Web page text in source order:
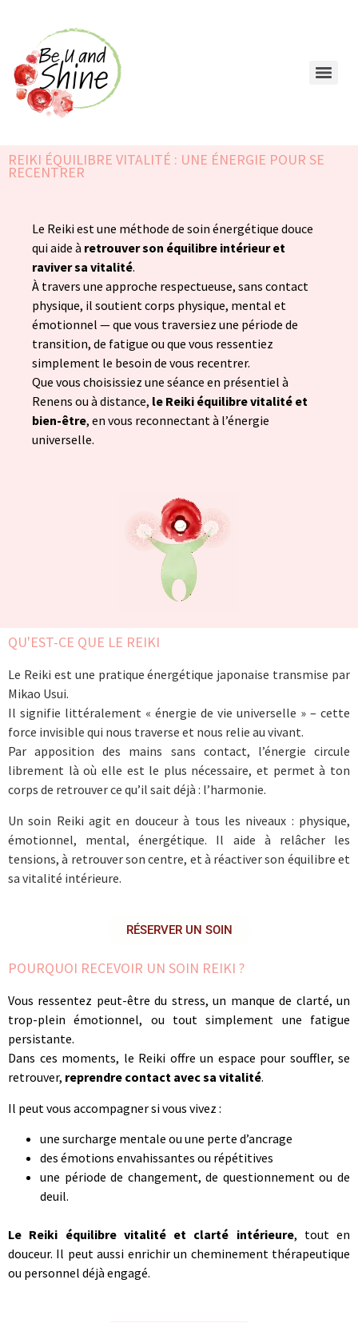
REIKI ÉQUILIBRE VITALITÉ : UNE ÉNERGIE POUR SE
RECENTRER
Le Reiki est une méthode de soin énergétique douce
qui aide à retrouver son équilibre intérieur et
raviver sa vitalité.
À travers une approche respectueuse, sans contact
physique, il soutient corps physique, mental et
émotionnel — que vous traversiez une période de
transition, de fatigue ou que vous ressentiez
simplement le besoin de vous recentrer.
Que vous choisissiez une séance en présentiel à
Renens ou à distance, le Reiki équilibre vitalité et
bien-être, en vous reconnectant à l’énergie
universelle.
QU'EST-CE QUE LE REIKI
Le Reiki est une pratique énergétique japonaise transmise par
Mikao Usui.
Il signifie littéralement « énergie de vie universelle » – cette
force invisible qui nous traverse et nous relie au vivant.
Par apposition des mains sans contact, l’énergie circule
librement là où elle est le plus nécessaire, et permet à ton
corps de retrouver ce qu’il sait déjà : l’harmonie.
Un soin Reiki agit en douceur à tous les niveaux : physique,
émotionnel, mental, énergétique. Il aide à relâcher les
tensions, à retrouver son centre, et à réactiver son équilibre et
sa vitalité intérieure.
RÉSERVER UN SOIN
POURQUOI RECEVOIR UN SOIN REIKI ?
Vous ressentez peut-être du stress, un manque de clarté, un
trop-plein émotionnel, ou tout simplement une fatigue
persistante.
Dans ces moments, le Reiki offre un espace pour souffler, se
retrouver, reprendre contact avec sa vitalité.
Il peut vous accompagner si vous vivez :
une surcharge mentale ou une perte d’ancrage
des émotions envahissantes ou répétitives
une période de changement, de questionnement ou de
deuil.
Le Reiki équilibre vitalité et clarté intérieure, tout en
douceur. Il peut aussi enrichir un cheminement thérapeutique
ou personnel déjà engagé.